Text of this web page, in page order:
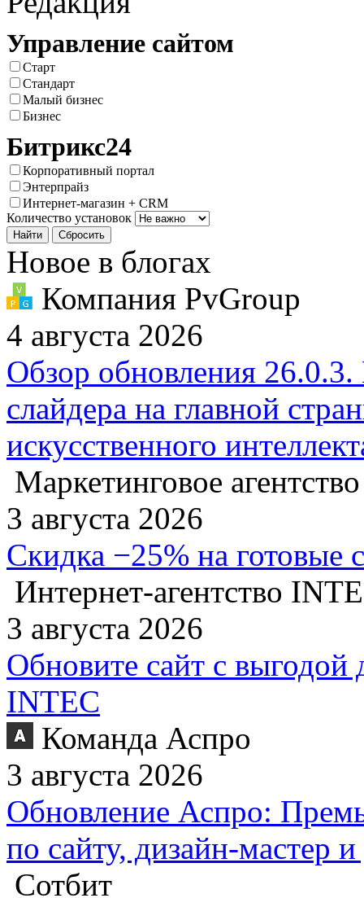
Управление сайтом
Старт
Стандарт
Малый бизнес
Бизнес
Битрикс24
Корпоративный портал
Энтерпрайз
Интернет-магазин + CRM
Количество установок
Новое в блогах
Компания PvGroup
4 августа 2026
Обзор обновления 26.0.3.
слайдера на главной
искусственного
Маркетинговое
3 августа 2026
Скидка −25% на готовые
Интернет-агентство
3 августа 2026
Обновите сайт с выгодой
INTEC
Команда Аспро
3 августа 2026
Обновление Аспро:
по сайту, дизайн-мастер
Сотбит